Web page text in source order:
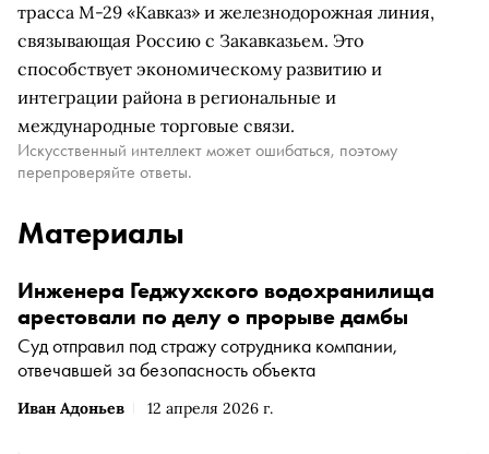
трасса М-29 «Кавказ» и железнодорожная линия,
связывающая Россию с Закавказьем. Это
способствует экономическому развитию и
интеграции района в региональные и
международные торговые связи.
Искусственный интеллект может ошибаться, поэтому
перепроверяйте ответы.
Материалы
Иван Адоньев 12 апреля 2026 г.
Инженера Геджухского водохранилища
арестовали по делу о прорыве дамбы
Суд отправил под стражу сотрудника компании,
отвечавшей за безопасность объекта